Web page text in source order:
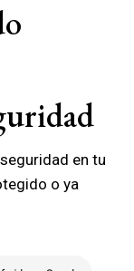
en tu
o ya